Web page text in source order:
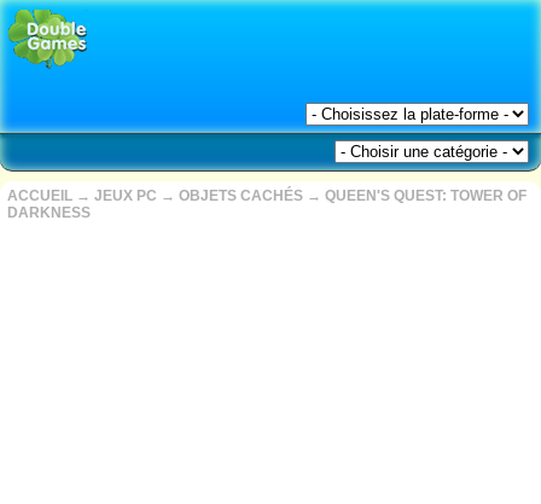
ACCUEIL → JEUX PC → OBJETS CACHÉS → QUEEN'S QUEST: TOWER OF
DARKNESS